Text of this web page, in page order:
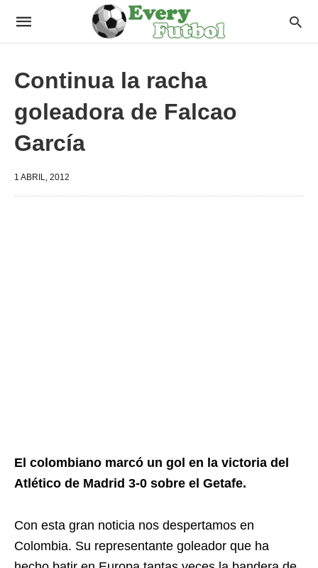
Continua la racha
goleadora de Falcao
García
1 ABRIL, 2012
El colombiano marcó un gol en la victoria del
Atlético de Madrid 3-0 sobre el Getafe.
Con esta gran noticia nos despertamos en
Colombia. Su representante goleador que ha